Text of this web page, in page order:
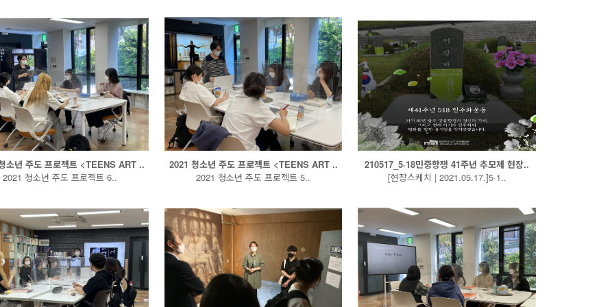
소년 주도 프로젝트 <TEENS ART ..
2021 청소년 주도 프로젝트 6..
2021 청소년 주도 프로젝트 <TEENS ART ..
2021 청소년 주도 프로젝트 5..
210517_5·18민중항쟁 41주년 추모제 현장..
[현장스케치 | 2021.05.17.]5·1..